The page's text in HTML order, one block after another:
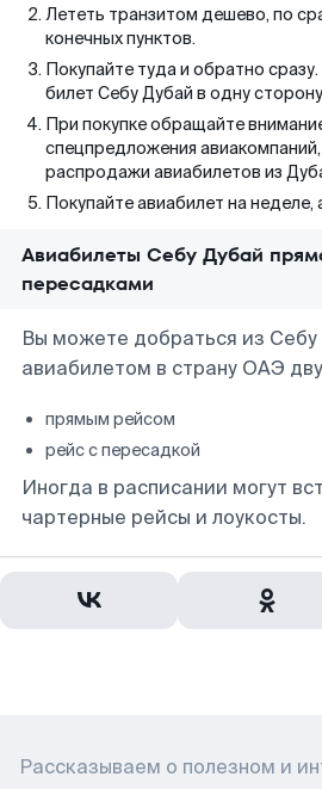
Лететь транзитом дешево, по
конечных пунктов.
Покупайте туда и обратно
билет Себу Дубай в одну
При покупке обращайте
спецпредложения авиакомпаний,
распродажи авиабилетов из
Покупайте авиабилет на неделе,
Авиабилеты Себу Дубай
пересадками
Вы можете добраться из Себу
авиабилетом в страну ОАЭ
прямым рейсом
рейс с пересадкой
Иногда в расписании могут
чартерные рейсы и лоукосты.
Рассказываем о полезном и